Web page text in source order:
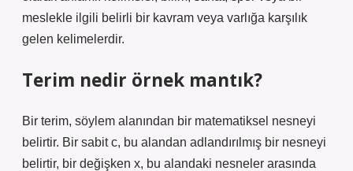
meslekle ilgili belirli bir kavram veya varlığa karşılık
gelen kelimelerdir.
Terim nedir örnek mantık?
Bir terim, söylem alanından bir matematiksel nesneyi
belirtir. Bir sabit c, bu alandan adlandırılmış bir nesneyi
belirtir, bir değişken x, bu alandaki nesneler arasında